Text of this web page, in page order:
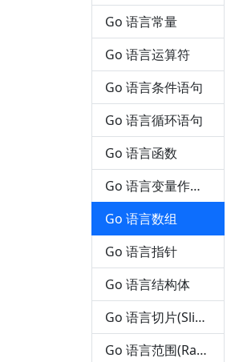
Go 语言常量
Go 语言运算符
Go 语言条件语句
Go 语言循环语句
Go 语言函数
Go 语言变量作用域
Go 语言数组
Go 语言指针
Go 语言结构体
Go 语言切片(Slice)
Go 语言范围(Range)